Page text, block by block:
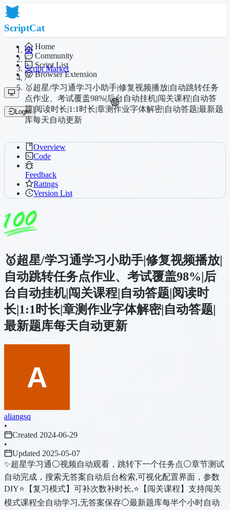
ScriptCat
Home
Community
Script List
Browser Extension
Login
/
Script Market
/
🥇超星/学习通学习小助手|修复视频播放|自动跳转任务
点作业、考试覆盖98%|后台自动挂机|闯关课程|自动答
题|阅读时长|1:1时长|章测作业字体解密|自动答题|最新题
库每天自动更新
Overview
Code
Feedback
Ratings
Version List
🥇超星/学习通学习小助手|修复视频播放|
自动跳转任务点作业、考试覆盖98%|后
台自动挂机|闯关课程|自动答题|阅读时
长|1:1时长|章测作业字体解密|自动答题|
最新题库每天自动更新
aliangsq
•
Created 2024-06-29
•
Updated 2025-05-07
✨超星学习通⚪视频自动观看，跳转下一个任务点⚪章节测试
自动完成，搜索无答案自动后台检索,可视化配置界面，参数
DIY⭐️【复习模式】可补次数补时长,⭐️【闯关课程】支持闯关
模式课程全自动学习,无答案保存⚪最新题库每半个小时自动